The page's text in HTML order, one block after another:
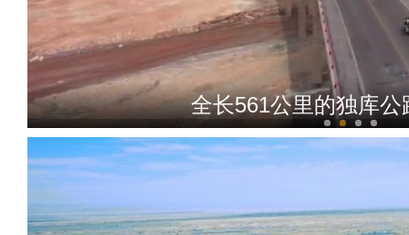
全长561公里的独库公